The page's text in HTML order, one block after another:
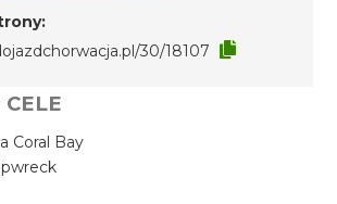
30/18107
CELE
Coral Bay